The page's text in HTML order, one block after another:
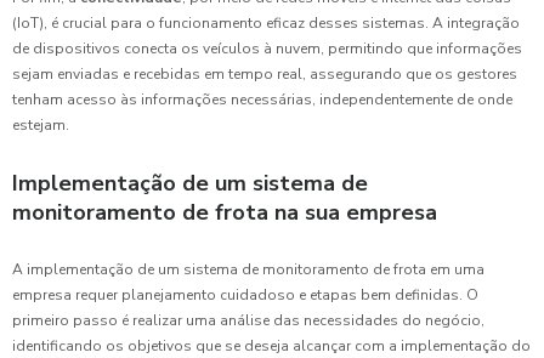
(IoT), é crucial para o funcionamento eficaz desses sistemas. A integração
de dispositivos conecta os veículos à nuvem, permitindo que informações
sejam enviadas e recebidas em tempo real, assegurando que os gestores
tenham acesso às informações necessárias, independentemente de onde
estejam.
Implementação de um sistema de
monitoramento de frota na sua empresa
A implementação de um sistema de monitoramento de frota em uma
empresa requer planejamento cuidadoso e etapas bem definidas. O
primeiro passo é realizar uma análise das necessidades do negócio,
identificando os objetivos que se deseja alcançar com a implementação do